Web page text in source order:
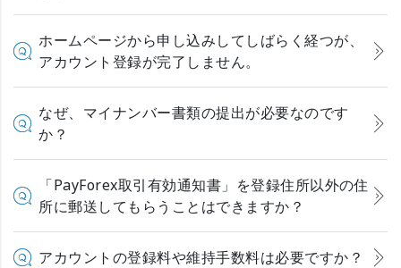
ホームページから申し込みしてしばらく経つが、
アカウント登録が完了しません。
なぜ、マイナンバー書類の提出が必要なのです
か？
「PayForex取引有効通知書」を登録住所以外の住
所に郵送してもらうことはできますか？
アカウントの登録料や維持手数料は必要ですか？